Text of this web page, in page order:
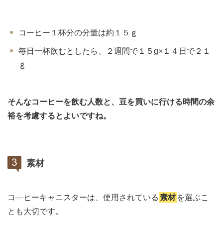
コーヒー１杯分の分量は約１５ｇ
毎日一杯飲むとしたら、２週間で１５g×１４日で２１
ｇ
そんなコーヒーを飲む人数と、豆を買いに行ける時間の余
裕を考慮するとよいですね。
素材
コ―ヒーキャニスターは、使用されている 素材 を選ぶこ
とも大切です。